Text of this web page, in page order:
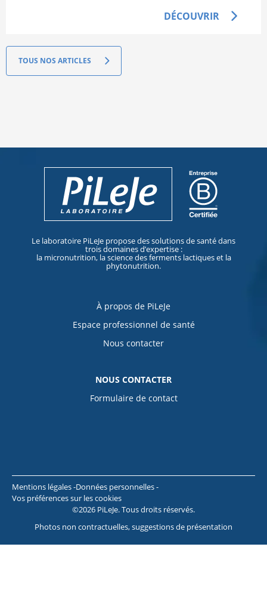
DÉCOUVRIR
TOUS NOS ARTICLES
Le laboratoire PiLeJe propose des solutions de santé dans
trois domaines d’expertise :
la micronutrition, la science des ferments lactiques et la
phytonutrition.
À propos de PiLeJe
Espace professionnel de santé
Nous contacter
NOUS CONTACTER
Formulaire de contact
Mentions légales Données personnelles
Vos préférences sur les cookies
©2026 PiLeJe. Tous droits réservés.
Photos non contractuelles, suggestions de présentation